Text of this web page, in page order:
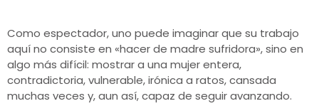
Como espectador, uno puede imaginar que su trabajo
aquí no consiste en «hacer de madre sufridora», sino en
algo más difícil: mostrar a una mujer entera,
contradictoria, vulnerable, irónica a ratos, cansada
muchas veces y, aun así, capaz de seguir avanzando.